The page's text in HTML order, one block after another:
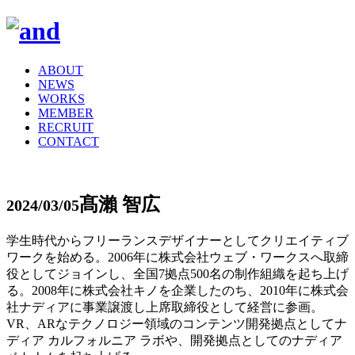
ABOUT
NEWS
WORKS
MEMBER
RECRUIT
CONTACT
2024/03/05髙瀨 智広
学生時代からフリーランスデザイナーとしてクリエイティブ
ワークを始める。2006年に株式会社ウェブ・ワークスへ取締
役としてジョインし、全国7拠点500名の制作組織を起ち上げ
る。2008年に株式会社キノを企業したのち、2010年に株式会
社ナディアに事業譲渡し上席取締役として経営に参画。
VR、ARなテクノロジー領域のコンテンツ開発拠点としてナ
ディア カルフォルニア ラボや、開発拠点としてのナディア